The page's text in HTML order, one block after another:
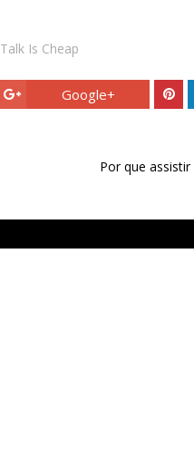
Talk Is Cheap
Google+
Por que